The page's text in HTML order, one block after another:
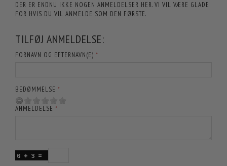
DER ER ENDNU IKKE NOGEN ANMELDELSER HER. VI VIL VÆRE GLADE
FOR HVIS DU VIL ANMELDE SOM DEN FØRSTE.
TILFØJ ANMELDELSE:
FORNAVN OG EFTERNAVN(E)
BEDØMMELSE
ANMELDELSE